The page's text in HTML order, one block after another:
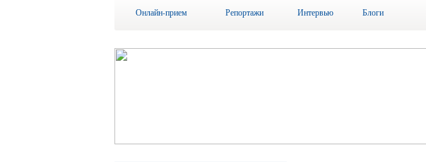
Онлайн-прием Репортажи Интервью Блоги